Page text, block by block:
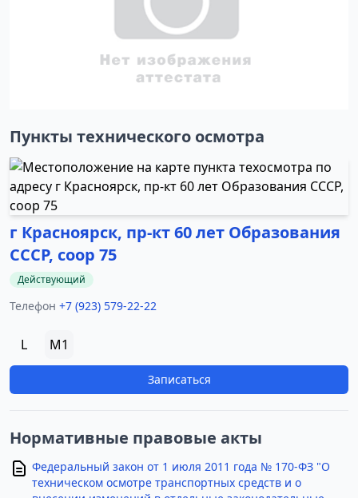
Пункты технического осмотра
г Красноярск, пр-кт 60 лет Образования
СССР, соор 75
Действующий
Телефон +7 (923) 579-22-22
L M1
Записаться
Нормативные правовые акты
Федеральный закон от 1 июля 2011 года № 170-ФЗ "О
техническом осмотре транспортных средств и о